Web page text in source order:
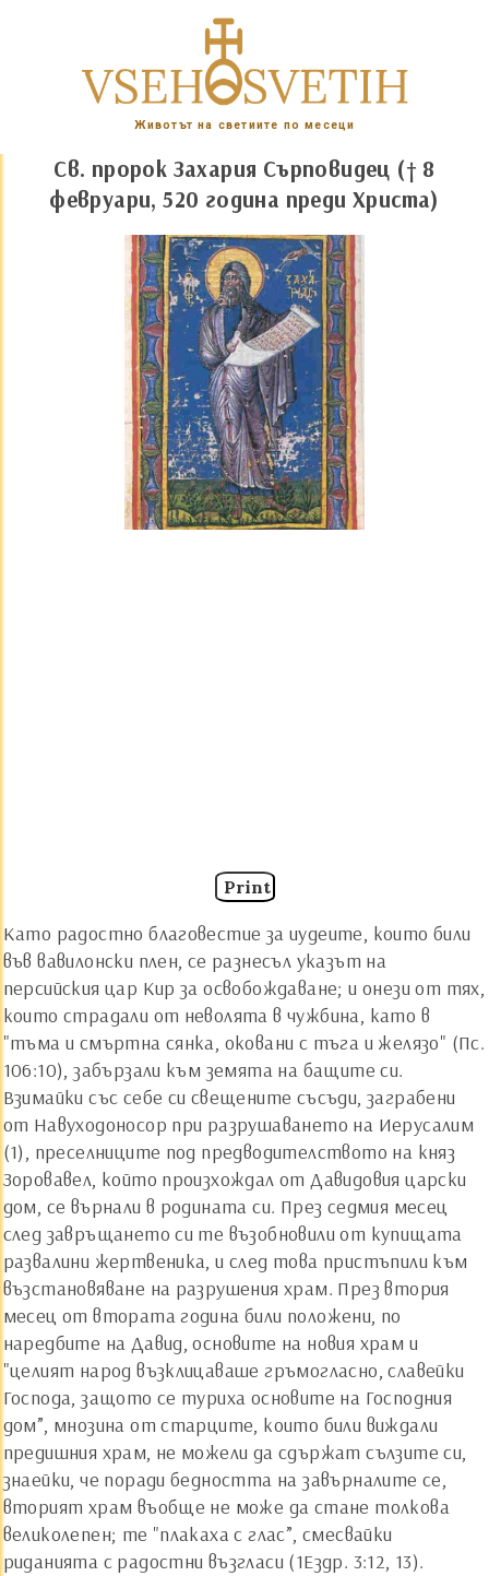
Животът на светиите по месеци
Св. пророк Захария Сърповидец († 8
февруари, 520 година преди Христа)
Print
Като радостно благовестие за иудеите, които били
във вавилонски плен, се разнесъл указът на
персийския цар Кир за освобождаване; и онези от тях,
които страдали от неволята в чужбина, като в
"тъма и смъртна сянка, оковани с тъга и желязо" (Пс.
106:10), забързали към земята на бащите си.
Взимайки със себе си свещените съсъди, заграбени
от Навуходоносор при разрушаването на Иерусалим
(1), преселниците под предводителството на княз
Зоровавел, който произхождал от Давидовия царски
дом, се върнали в родината си. През седмия месец
след завръщането си те възобновили от купищата
развалини жертвеника, и след това пристъпили към
възстановяване на разрушения храм. През втория
месец от втората година били положени, по
наредбите на Давид, основите на новия храм и
"целият народ възклицаваше гръмогласно, славейки
Господа, защото се туриха основите на Господния
дом”, мнозина от старците, които били виждали
предишния храм, не можели да сдържат сълзите си,
знаейки, че поради бедността на завърналите се,
вторият храм въобще не може да стане толкова
великолепен; те "плакаха с глас”, смесвайки
риданията с радостни възгласи (1Ездр. 3:12, 13).